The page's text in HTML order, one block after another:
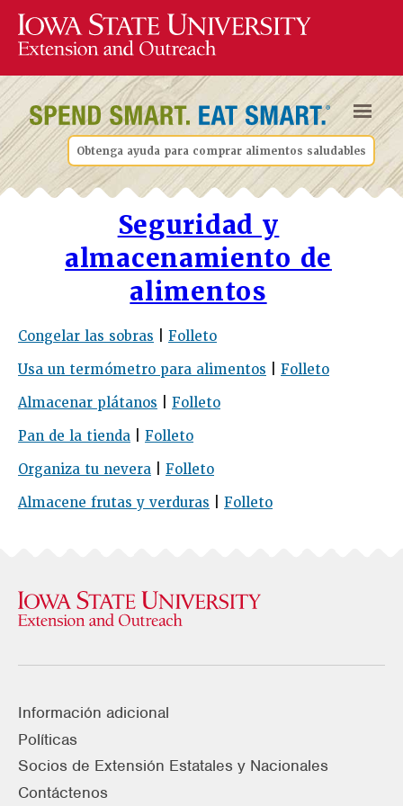
Obtenga ayuda para comprar alimentos saludables
Seguridad y
almacenamiento de
alimentos
Congelar las sobras
Folleto
Usa un termómetro para alimentos
Folleto
Almacenar plátanos
Folleto
Pan de la tienda
Folleto
Organiza tu nevera
Folleto
Almacene frutas y verduras
Folleto
Información adicional
Políticas
Socios de Extensión Estatales y Nacionales
Contáctenos